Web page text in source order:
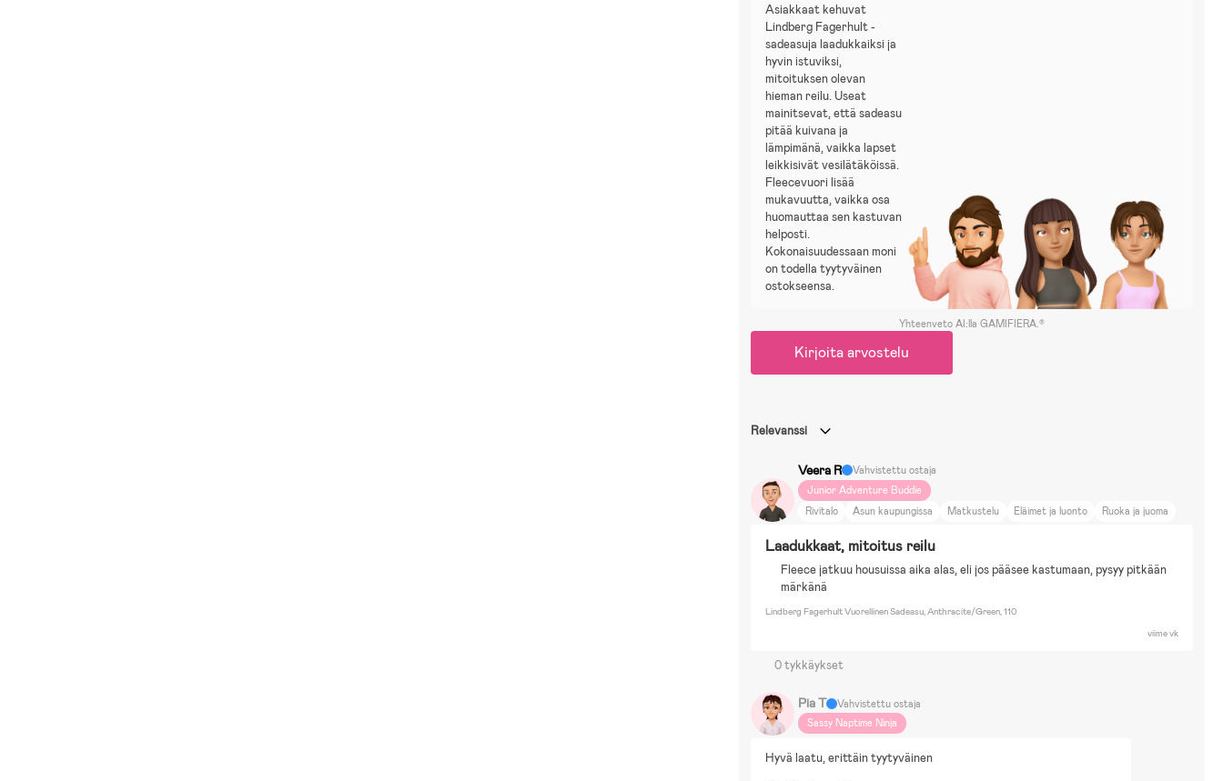
Asiakkaat kehuvat
Lindberg Fagerhult -
sadeasuja laadukkaiksi ja
hyvin istuviksi,
mitoituksen olevan
hieman reilu. Useat
mainitsevat, että sadeasu
pitää kuivana ja
lämpimänä, vaikka lapset
leikkisivät vesilätäköissä.
Fleecevuori lisää
mukavuutta, vaikka osa
huomauttaa sen kastuvan
helposti.
Kokonaisuudessaan moni
on todella tyytyväinen
ostokseensa.
Yhteenveto AI:lla GAMIFIERA.®
Kirjoita arvostelu
Relevanssi
Veera R
Vahvistettu ostaja
Junior Adventure Buddie
Rivitalo
Asun kaupungissa Matkustelu Eläimet ja luonto Ruoka ja juoma
Laadukkaat, mitoitus reilu
Fleece jatkuu housuissa aika alas, eli jos pääsee kastumaan, pysyy pitkään
märkänä
Lindberg Fagerhult Vuorellinen Sadeasu, Anthracite/Green, 110
viime vk
0 tykkäykset
Pia T
Vahvistettu ostaja
Sassy Naptime Ninja
Hyvä laatu, erittäin tyytyväinen